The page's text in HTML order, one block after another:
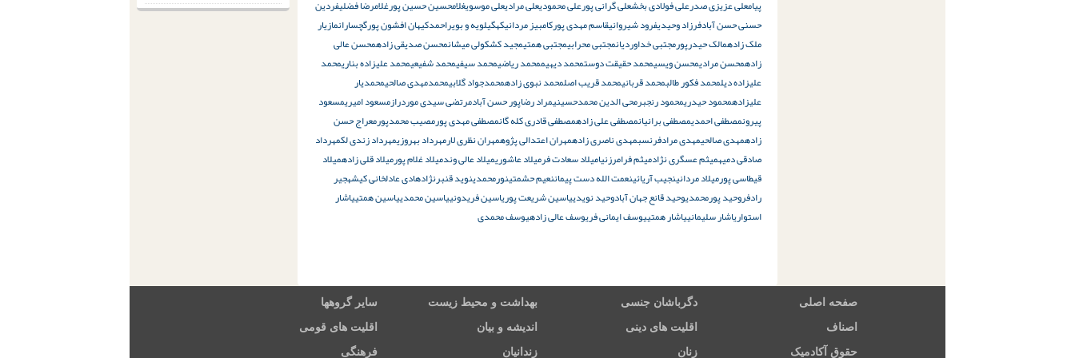
پیامعلی عزیزی صدرعلی فولادی بخشعلی گرانی پورعلی محمودیعلی مرادیعلی موسویغلامحسین حسین پورغلامرضا فضلیفردین
حسنی حسن آبادفرزاد وحیدیفرود شیروانیقاسم مهدی پورکامبیز مردانیکهگیلویه و بویراحمدکیهان افشون پورگچسارانمازیار
ملک زادهمالک حیدرپورمجتبی خداوردیانمجتبی محرابیمجتبی همتیمجید کشکولی میشانمحسن صدیقی زادهمحسن عالی
زادهمحسن مرادیمحسن ویسیمحمد حقیقت دوستمحمد دیهیممحمد ریاضیمحمد سیفیمحمد شفیعیمحمد علیزاده بناریمحمد
علیزاده دیلمحمد فکور طالبمحمد قربانیمحمد قریب اصلمحمد نبوی زادهمحمدجواد گلابیمحمدمهدی صالحیمحمدیار
علیزادهمحمود حیدریمحمود رنجبرمحی الدین محمدحسینیمراد رضاپور حسن آبادمرتضی سیدی موردرازمسعود امیریمسعود
پیرونمصطفی احمدیمصطفی برانیانمصطفی علی زادهمصطفی قادری کله گانمصطفی مهدی پورمصیب محمدپورمعراج حسن
زادهمهدی صالحیمهدی مرادفرنسبمهدی ناصری زادهمهران اعتدالی پژوهمهران نظری لارمهرداد بهروزیمهرداد زندی لکمهرداد
صادقی دمیهمیثم عسگری نژادمیثم فرامرزنیامیلاد سعادت فرمیلاد عاشوریمیلاد عالی وندمیلاد غلام پورمیلاد قلی زادهمیلاد
قیطاسی پورمیلاد مردانینجیب آریائینعمت الله دست پیماننعیم حشمتینورمحمدینوید قنبرنژادهادی عادلخانی کیشهجیر
رادفروحید پورمحمدیوحید قانع جهان آبادوحید نویدییاسین شریعت پوریاسین فریدونییاسین محمدییاسین همتییاشار
استواریاشار سلیمانییاشار همتییوسف ایمانی فریوسف عالی زادهیوسف محمدی
صفحه اصلی دگرباشان جنسی بهداشت و محیط زیست سایر گروهها
اصناف اقلیت های دینی اندیشه و بیان اقلیت های قومی
حقوق آکادمیک زنان زندانیان فرهنگی